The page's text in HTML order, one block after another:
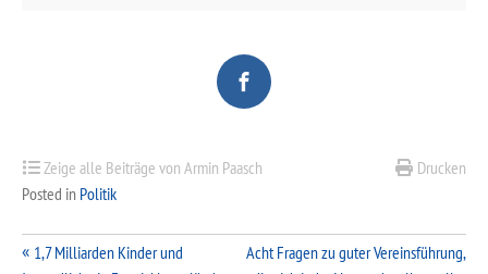
Drucken
Zeige alle Beiträge von Armin Paasch
Posted in Politik
Beitragsnavigation
1,7 Milliarden Kinder und
Acht Fragen zu guter Vereinsführung,